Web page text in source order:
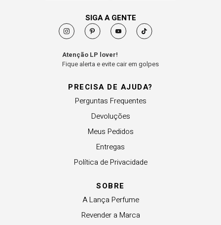
PRECISA DE AJUDA?
Perguntas Frequentes
Devoluções
Meus Pedidos
Entregas
Política de Privacidade
SOBRE
A Lança Perfume
Revender a Marca
SIGA A GENTE
Atenção LP lover!
Fique alerta e evite cair em golpes